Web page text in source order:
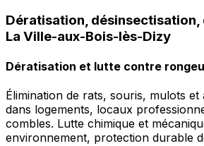
Dératisation,
La Ville-aux-Bois-lès-Dizy
Dératisation et lutte contre
Élimination de rats, souris, mulots
dans logements, locaux
combles. Lutte chimique et
environnement, protection durable